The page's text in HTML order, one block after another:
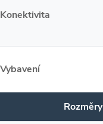
Konektivita
Vybavení